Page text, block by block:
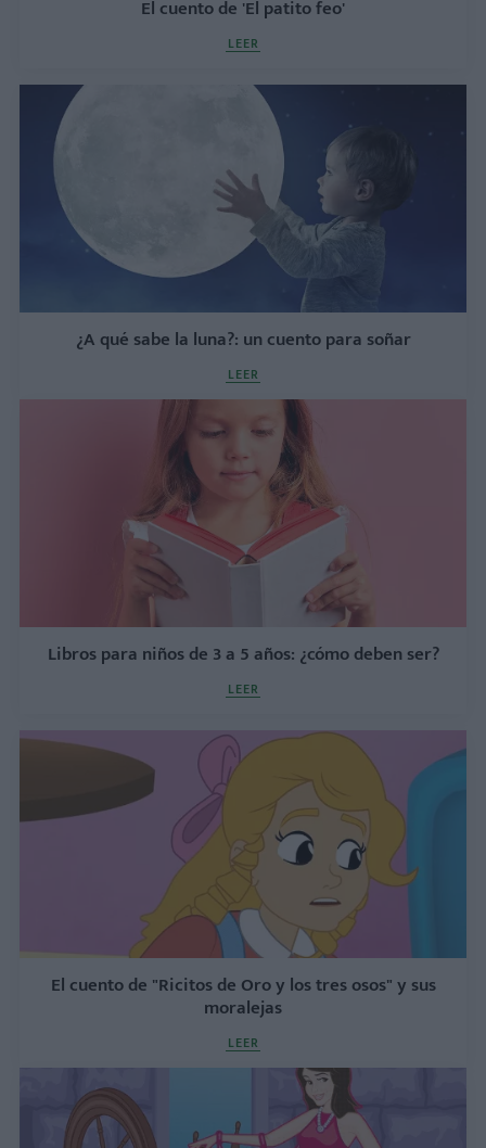
El cuento de 'El patito feo'
LEER
¿A qué sabe la luna?: un cuento para soñar
LEER
Libros para niños de 3 a 5 años: ¿cómo deben ser?
LEER
El cuento de "Ricitos de Oro y los tres osos" y sus
moralejas
LEER